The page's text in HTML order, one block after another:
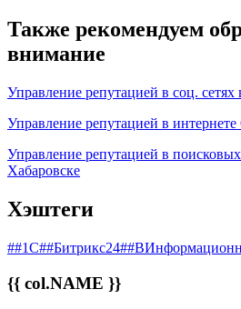
Также рекомендуем
внимание
Управление репутацией в соц. сетях
Управление репутацией в
Управление репутацией в
Хабаровске
Хэштеги
##1С##Битрикс24
{{ col.NAME }}